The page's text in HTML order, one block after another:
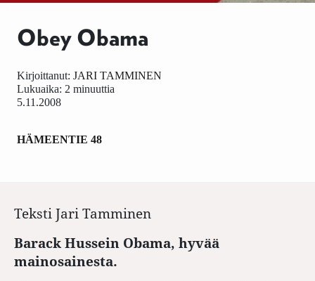
Obey Obama
5.11.2008
Kirjoittanut: JARI TAMMINEN
Lukuaika: 2 minuuttia
HÄMEENTIE 48
Teksti Jari Tamminen
Barack Hussein Obama, hyvää
mainosainesta.